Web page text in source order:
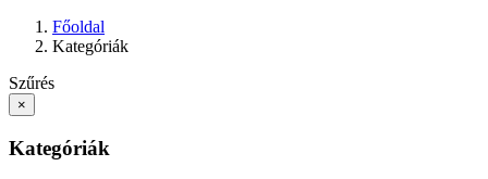
Főoldal
Kategóriák
Szűrés
×
Kategóriák